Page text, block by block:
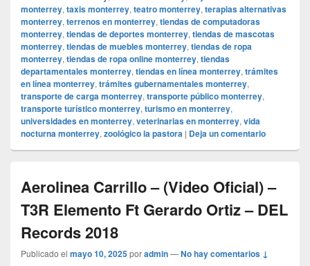
monterrey, taxis monterrey, teatro monterrey, terapias alternativas
monterrey, terrenos en monterrey, tiendas de computadoras
monterrey, tiendas de deportes monterrey, tiendas de mascotas
monterrey, tiendas de muebles monterrey, tiendas de ropa
monterrey, tiendas de ropa online monterrey, tiendas
departamentales monterrey, tiendas en línea monterrey, trámites
en línea monterrey, trámites gubernamentales monterrey,
transporte de carga monterrey, transporte público monterrey,
transporte turístico monterrey, turismo en monterrey,
universidades en monterrey, veterinarias en monterrey, vida
nocturna monterrey, zoológico la pastora | Deja un comentario
Aerolinea Carrillo – (Video Oficial) –
T3R Elemento Ft Gerardo Ortiz – DEL
Records 2018
Publicado el mayo 10, 2025poradmin—No hay comentarios ↓